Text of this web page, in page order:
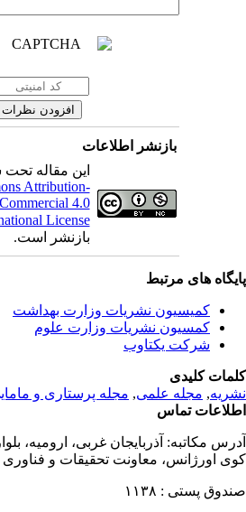
بازنشر اطلاعات
این مقاله تحت
Attribution-
4.0
License
بازنشر است.
های مرتبط
کمیسیون نشریات وزارت بهداشت
کمسیون نشریات وزارت علوم
شرکت یکتاوب
کلیدی
,مجله علمی, مجله پرستاری و مامایی
تماس
مکاتبه:آذربایجان غربی، ارومیه،
اورژانس، معاونت تحقیقات و فناوری
پستی : ۱۱۳۸